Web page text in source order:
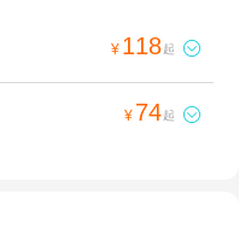
¥ 118起 
¥ 74起 